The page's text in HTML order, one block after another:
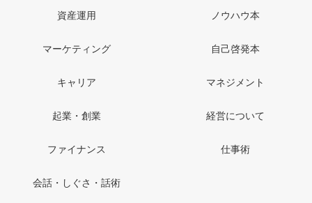
資産運用 ノウハウ本
マーケティング 自己啓発本
キャリア マネジメント
起業・創業 経営について
ファイナンス 仕事術
会話・しぐさ・話術